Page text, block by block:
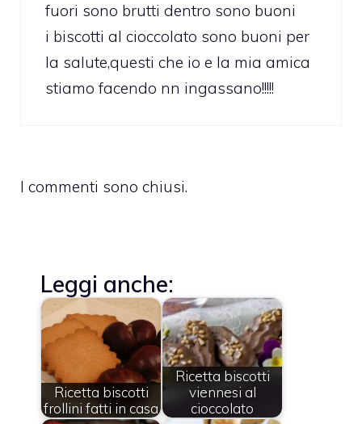
fuori sono brutti dentro sono buoni
i biscotti al cioccolato sono buoni per
la salute,questi che io e la mia amica
stiamo facendo nn ingassano!!!!!
I commenti sono chiusi.
Leggi anche:
Ricetta biscotti
frollini fatti in casa
Ricetta biscotti
viennesi al
cioccolato